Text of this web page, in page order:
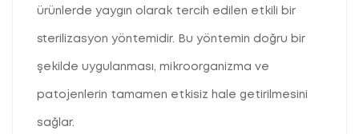
ürünlerde yaygın olarak tercih edilen etkili bir
sterilizasyon yöntemidir. Bu yöntemin doğru bir
şekilde uygulanması, mikroorganizma ve
patojenlerin tamamen etkisiz hale getirilmesini
sağlar.